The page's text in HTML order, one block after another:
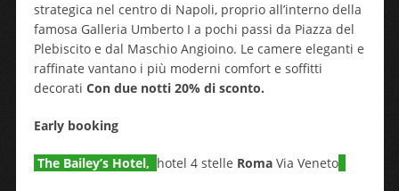
strategica nel centro di Napoli, proprio all’interno della
famosa Galleria Umberto I a pochi passi da Piazza del
Plebiscito e dal Maschio Angioino. Le camere eleganti e
raffinate vantano i più moderni comfort e soffitti
decorati Con due notti 20% di sconto.
Early booking
The Bailey’s Hotel, hotel 4 stelle RomaVia Veneto